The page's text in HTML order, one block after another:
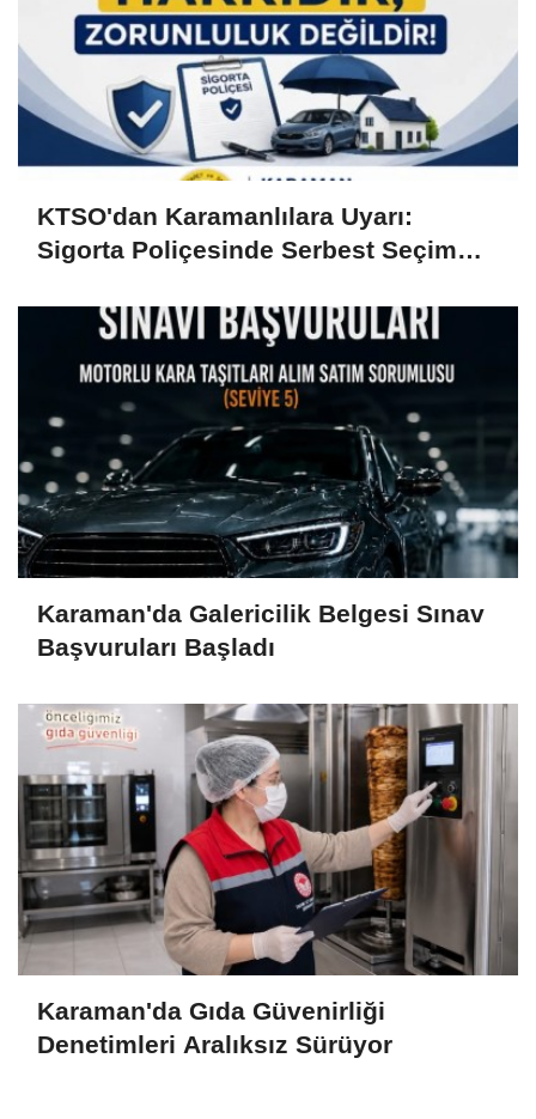
KTSO'dan Karamanlılara Uyarı:
Sigorta Poliçesinde Serbest Seçim
Karaman'da Galericilik Belgesi Sınav
Başvuruları Başladı
Karaman'da Gıda Güvenirliği
Denetimleri Aralıksız Sürüyor